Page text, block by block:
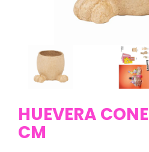
HUEVERA
CM